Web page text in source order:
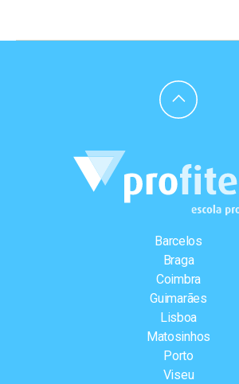
Barcelos
Braga
Coimbra
Guimarães
Lisboa
Matosinhos
Porto
Viseu